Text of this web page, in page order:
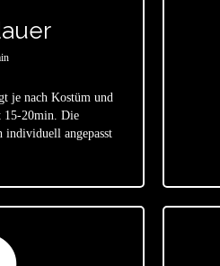
je nach Kostüm und
15-20min. Die
individuell angepasst